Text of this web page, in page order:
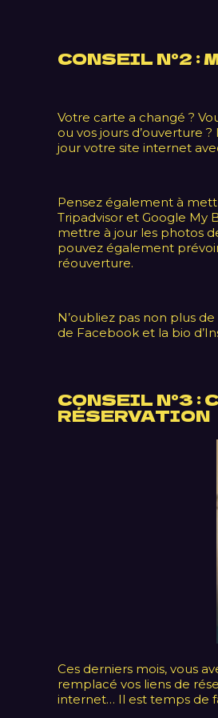
CONSEIL N°2 :
Votre carte a changé ?
ou vos jours d’ouverture
jour votre site internet
Pensez également à
Tripadvisor et Google My
mettre à jour les photos
pouvez également
réouverture.
N’oubliez pas non plus
de Facebook et la bio
CONSEIL N°3 :
RÉSERVATION
Ces derniers mois, vous
remplacé vos liens de
internet… Il est temps de